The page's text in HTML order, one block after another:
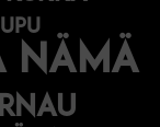
nämä